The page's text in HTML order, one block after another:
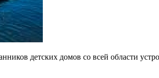
детских домов со всей области